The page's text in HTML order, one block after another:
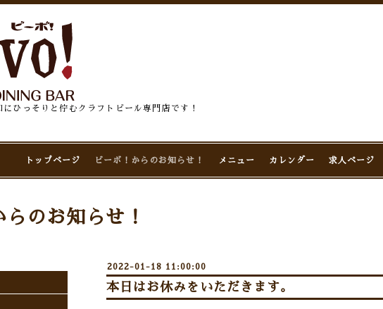
ひっそりと佇むクラフトビール専門店です！
トップページ ビーボ！からのお知らせ！ メニュー カレンダー 求人ページ
らのお知らせ！
2022-01-18 11:00:00
本日はお休みをいただきます。